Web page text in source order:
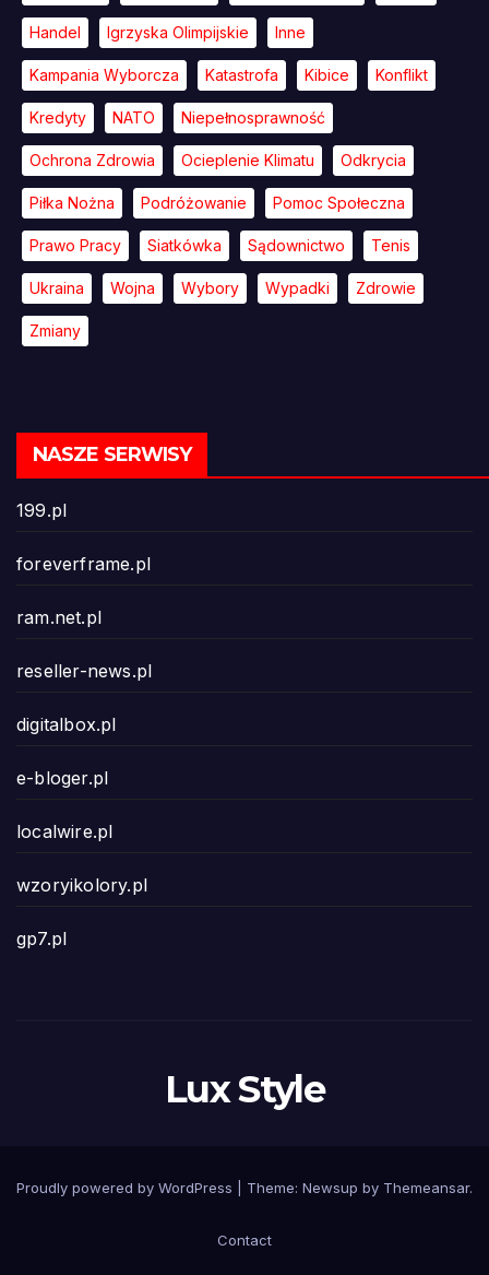
Handel Igrzyska Olimpijskie Inne
Kampania Wyborcza Katastrofa Kibice Konflikt
Kredyty NATO Niepełnosprawność
Ochrona Zdrowia Ocieplenie Klimatu Odkrycia
Piłka Nożna Podróżowanie Pomoc Społeczna
Prawo Pracy Siatkówka Sądownictwo Tenis
Ukraina Wojna Wybory Wypadki Zdrowie
Zmiany
NASZE SERWISY
199.pl
foreverframe.pl
ram.net.pl
reseller-news.pl
digitalbox.pl
e-bloger.pl
localwire.pl
wzoryikolory.pl
gp7.pl
Lux Style
Proudly powered by WordPress Theme: Newsup by Themeansar.
Contact